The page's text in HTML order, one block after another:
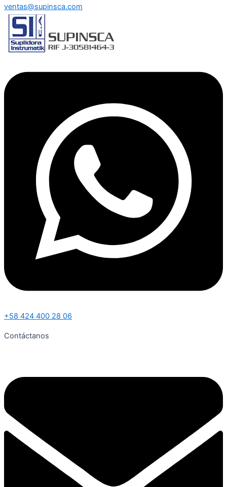
ventas@supinsca.com
+58 424 400 28 06
Contáctanos